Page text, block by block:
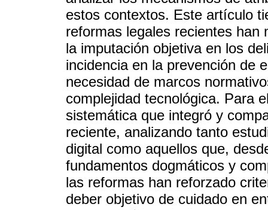
estos contextos. Este artículo
reformas legales recientes han
la imputación objetiva en los
incidencia en la prevención de
necesidad de marcos
complejidad tecnológica. Para
sistemática que integró y
reciente, analizando tanto
digital como aquellos que,
fundamentos dogmáticos y
las reformas han reforzado
deber objetivo de cuidado en